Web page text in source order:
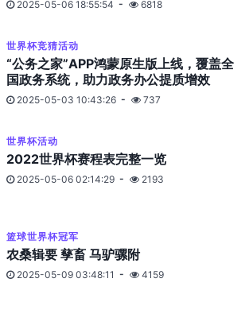
2025-05-06 18:55:54 6818
世界杯竞猜活动
“公务之家”APP鸿蒙原生版上线，覆盖全
国政务系统，助力政务办公提质增效
2025-05-03 10:43:26 737
世界杯活动
2022世界杯赛程表完整一览
2025-05-06 02:14:29 2193
篮球世界杯冠军
农桑辑要 孳畜 马驴骡附
2025-05-09 03:48:11 4159